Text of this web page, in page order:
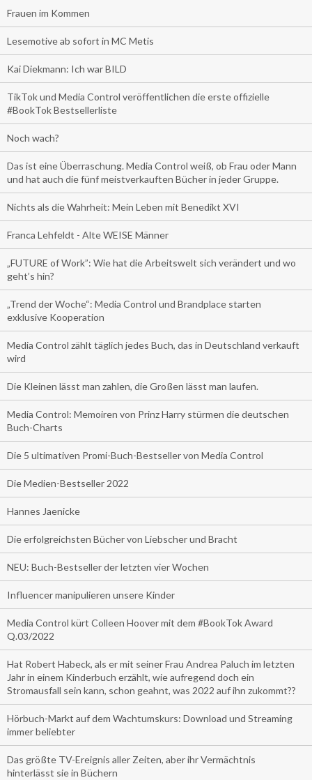
Frauen im Kommen
Lesemotive ab sofort in MC Metis
Kai Diekmann: Ich war BILD
TikTok und Media Control veröffentlichen die erste offizielle
#BookTok Bestsellerliste
Noch wach?
Das ist eine Überraschung. Media Control weiß, ob Frau oder Mann
und hat auch die fünf meistverkauften Bücher in jeder Gruppe.
Nichts als die Wahrheit: Mein Leben mit Benedikt XVI
Franca Lehfeldt - Alte WEISE Männer
„FUTURE of Work”: Wie hat die Arbeitswelt sich verändert und wo
geht’s hin?
„Trend der Woche“: Media Control und Brandplace starten
exklusive Kooperation
Media Control zählt täglich jedes Buch, das in Deutschland verkauft
wird
Die Kleinen lässt man zahlen, die Großen lässt man laufen.
Media Control: Memoiren von Prinz Harry stürmen die deutschen
Buch-Charts
Die 5 ultimativen Promi-Buch-Bestseller von Media Control
Die Medien-Bestseller 2022
Hannes Jaenicke
Die erfolgreichsten Bücher von Liebscher und Bracht
NEU: Buch-Bestseller der letzten vier Wochen
Influencer manipulieren unsere Kinder
Media Control kürt Colleen Hoover mit dem #BookTok Award
Q.03/2022
Hat Robert Habeck, als er mit seiner Frau Andrea Paluch im letzten
Jahr in einem Kinderbuch erzählt, wie aufregend doch ein
Stromausfall sein kann, schon geahnt, was 2022 auf ihn zukommt??
Hörbuch-Markt auf dem Wachtumskurs: Download und Streaming
immer beliebter
Das größte TV-Ereignis aller Zeiten, aber ihr Vermächtnis
hinterlässt sie in Büchern